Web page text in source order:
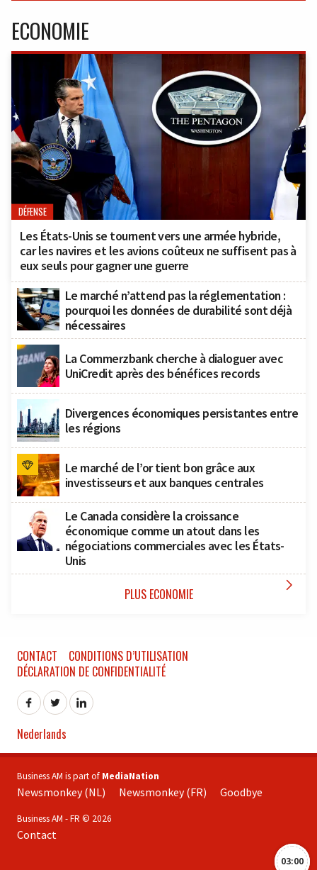
ECONOMIE
DÉFENSE
Les États-Unis se tournent vers une armée hybride,
car les navires et les avions coûteux ne suffisent pas à
eux seuls pour gagner une guerre
Le marché n’attend pas la réglementation :
pourquoi les données de durabilité sont déjà
nécessaires
La Commerzbank cherche à dialoguer avec
UniCredit après des bénéfices records
Divergences économiques persistantes entre
les régions
Le marché de l’or tient bon grâce aux
investisseurs et aux banques centrales
Le Canada considère la croissance
économique comme un atout dans les
négociations commerciales avec les États-
Unis
PLUS ECONOMIE 
03:00
CONTACT
CONDITIONS D’UTILISATION
DÉCLARATION DE CONFIDENTIALITÉ
Nederlands
Business AM is part of MediaNation
Newsmonkey (NL) Newsmonkey (FR) Goodbye
Business AM - FR © 2026
Contact